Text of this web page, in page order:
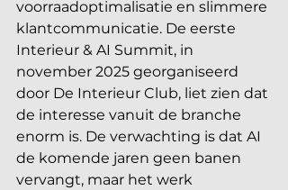
voorraadoptimalisatie en slimmere
klantcommunicatie. De eerste
Interieur & AI Summit, in
november 2025 georganiseerd
door De Interieur Club, liet zien dat
de interesse vanuit de branche
enorm is. De verwachting is dat AI
de komende jaren geen banen
vervangt, maar het werk